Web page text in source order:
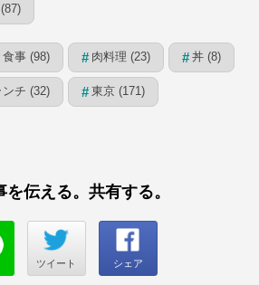
食事 (98) # 肉料理 (23) # 丼 (8)
ンチ (32) # 東京 (171)
を伝える。共有する。
ツイート シェア